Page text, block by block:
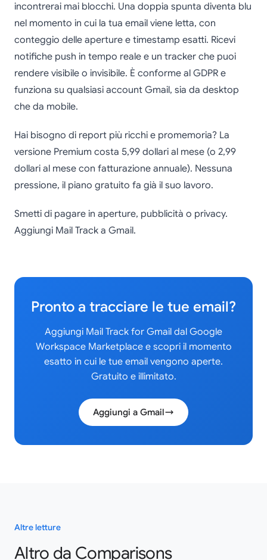
incontrerai mai blocchi. Una doppia spunta diventa blu
nel momento in cui la tua email viene letta, con
conteggio delle aperture e timestamp esatti. Ricevi
notifiche push in tempo reale e un tracker che puoi
rendere visibile o invisibile. È conforme al GDPR e
funziona su qualsiasi account Gmail, sia da desktop
che da mobile.
Hai bisogno di report più ricchi e promemoria? La
versione Premium costa 5,99 dollari al mese (o 2,99
dollari al mese con fatturazione annuale). Nessuna
pressione, il piano gratuito fa già il suo lavoro.
Smetti di pagare in aperture, pubblicità o privacy.
Aggiungi Mail Track a Gmail.
Pronto a tracciare le tue email?
Aggiungi Mail Track for Gmail dal Google
Workspace Marketplace e scopri il momento
esatto in cui le tue email vengono aperte.
Gratuito e illimitato.
Aggiungi a Gmail
Altre letture
Altro da Comparisons